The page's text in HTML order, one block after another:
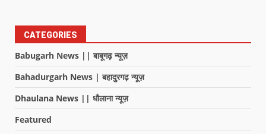
CATEGORIES
Babugarh News || बाबूगढ़ न्यूज़
Bahadurgarh News | बहादुरगढ़ न्यूज़
Dhaulana News || धौलाना न्यूज़
Featured